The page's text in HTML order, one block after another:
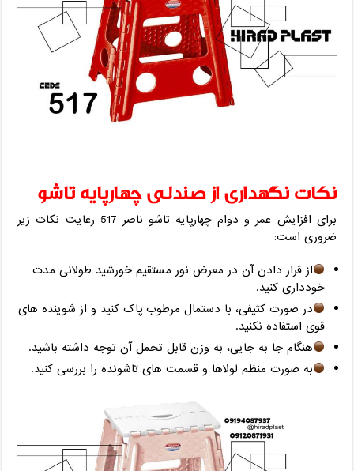
نکات نگهداری از صندلی چهارپایه تاشو
برای افزایش عمر و دوام چهارپایه تاشو ناصر 517 رعایت نکات زیر
ضروری است:
از قرار دادن آن در معرض نور مستقیم خورشید طولانی مدت
خودداری کنید.
در صورت کثیفی، با دستمال مرطوب پاک کنید و از شوینده‌ های
قوی استفاده نکنید.
هنگام جا به‌ جایی، به وزن قابل تحمل آن توجه داشته باشید.
به صورت منظم لولا‌ها و قسمت‌ های تاشونده را بررسی کنید.